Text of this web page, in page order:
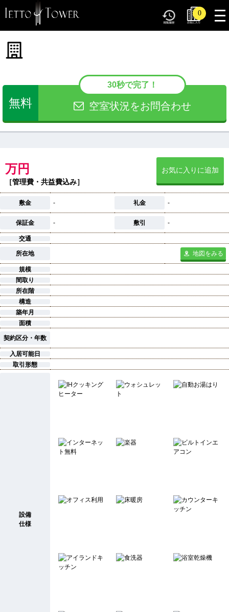
0
無料
30秒で完了！
空室状況をお問合わせ
万円
［管理費・共益費込み］
お気に入りに追加
敷金 - 礼金 -
保証金 - 敷引 -
交通
所在地 地図をみる
規模
間取り
所在階
構造
築年月
面積
契約区分・年数
入居可能日
取引形態
設備
仕様